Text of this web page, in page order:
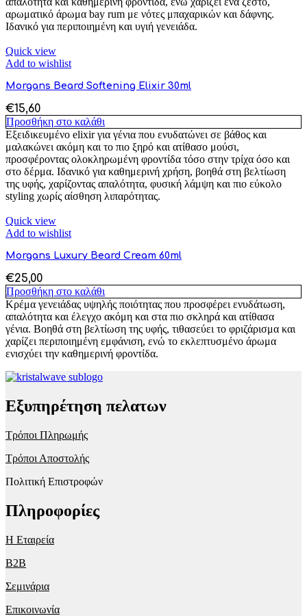
αρωματικό άρωμα bay rum με νότες μπαχαρικών και δάφνης.
Ιδανικό για περιποιημένη και υγιή γενειάδα.
Quick view
Add to wishlist
Morgans Beard Softening Elixir 30ml
€15,60
Προσθήκη στο καλάθι
Εξειδικευμένο elixir για γένια που ενυδατώνει σε βάθος και
μαλακώνει ακόμη και το πιο ξηρό και ατίθασο μούσι,
προσφέροντας ολοκληρωμένη φροντίδα τόσο στην τρίχα όσο και
στο δέρμα. Ιδανικό για καθημερινή χρήση, βοηθά στη βελτίωση
της υφής, χαρίζοντας απαλότητα, φυσική λάμψη και πιο εύκολο
styling χωρίς αίσθηση λιπαρότητας.
Quick view
Add to wishlist
Morgans Luxury Beard Cream 60ml
€25,00
Προσθήκη στο καλάθι
Κρέμα γενειάδας υψηλής ποιότητας που προσφέρει ενυδάτωση,
απαλότητα και έλεγχο ακόμη και στα πιο σκληρά και ατίθασα
γένια. Βοηθά στη βελτίωση της υφής, τιθασεύει το φριζάρισμα και
χαρίζει περιποιημένη εμφάνιση, ενώ το εκλεπτυσμένο άρωμα
ενισχύει την καθημερινή φροντίδα.
Εξυπηρέτηση πελατων
Τρόποι Πληρωμής
Τρόποι Αποστολής
Πολιτική Επιστροφών
Πληροφορίες
Η Εταιρεία
B2B
Σεμινάρια
Επικοινωνία